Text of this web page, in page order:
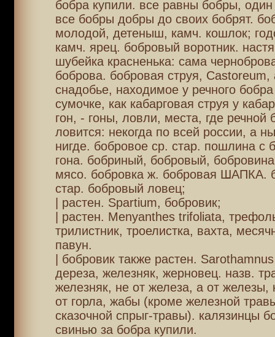
бобра купили. все равны бобры, один
все бобры добры до своих бобрят.
молодой, детеныш, камч. кошлок;
камч. ярец. бобровый воротник.
шубейка красненька: сама
боброва. бобровая струя, Castoreum,
снадобье, находимое у речного
сумочке, как кабарговая струя у
гон, - гоны, ловли, места, где речной
ловится: некогда по всей россии, а
нигде. бобровое ср. стар. пошлина с
гона. бобриный, бобровый,
мясо. бобровка ж. бобровая ШАПКА.
стар. бобровый ловец;
| растен. Spartium, бобровик;
| растен. Menyanthes trifoliata,
трилистник, троелистка, вахта,
павун.
| бобровик также растен.
дереза, железняк, жерновец. назв.
железняк, не от железа, а от железы,
от горла, жабы (кроме железной
сказочной спрыг-травы). калязинцы
свинью за бобра купили.